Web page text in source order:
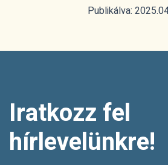
Publikálva:
Iratkozz fel
hírlevelünkre!